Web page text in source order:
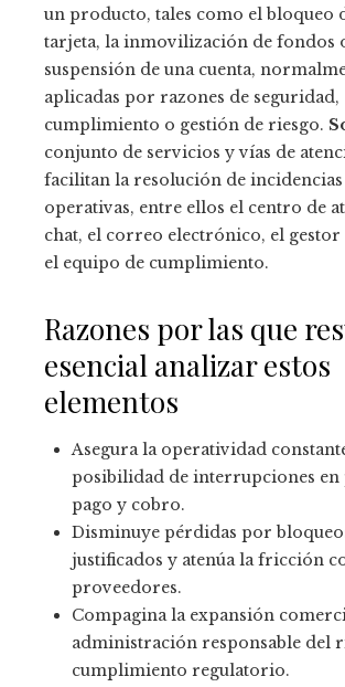
un producto, tales como el bloqueo
tarjeta, la inmovilización de fondos
suspensión de una cuenta,
aplicadas por razones de seguridad,
cumplimiento o gestión de riesgo.
conjunto de servicios y vías de
facilitan la resolución de
operativas, entre ellos el centro de
chat, el correo electrónico, el gestor
el equipo de cumplimiento.
Razones por las que
esencial analizar estos
elementos
Asegura la operatividad
posibilidad de interrupciones en
pago y cobro.
Disminuye pérdidas por
justificados y atenúa la fricción
proveedores.
Compagina la expansión
administración responsable del
cumplimiento regulatorio.